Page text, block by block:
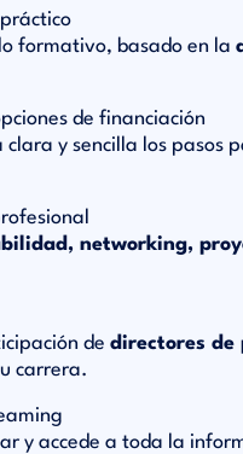
formativo, basado en la
de financiación
y sencilla los pasos
networking,
de directores de
carrera.
y accede a toda la